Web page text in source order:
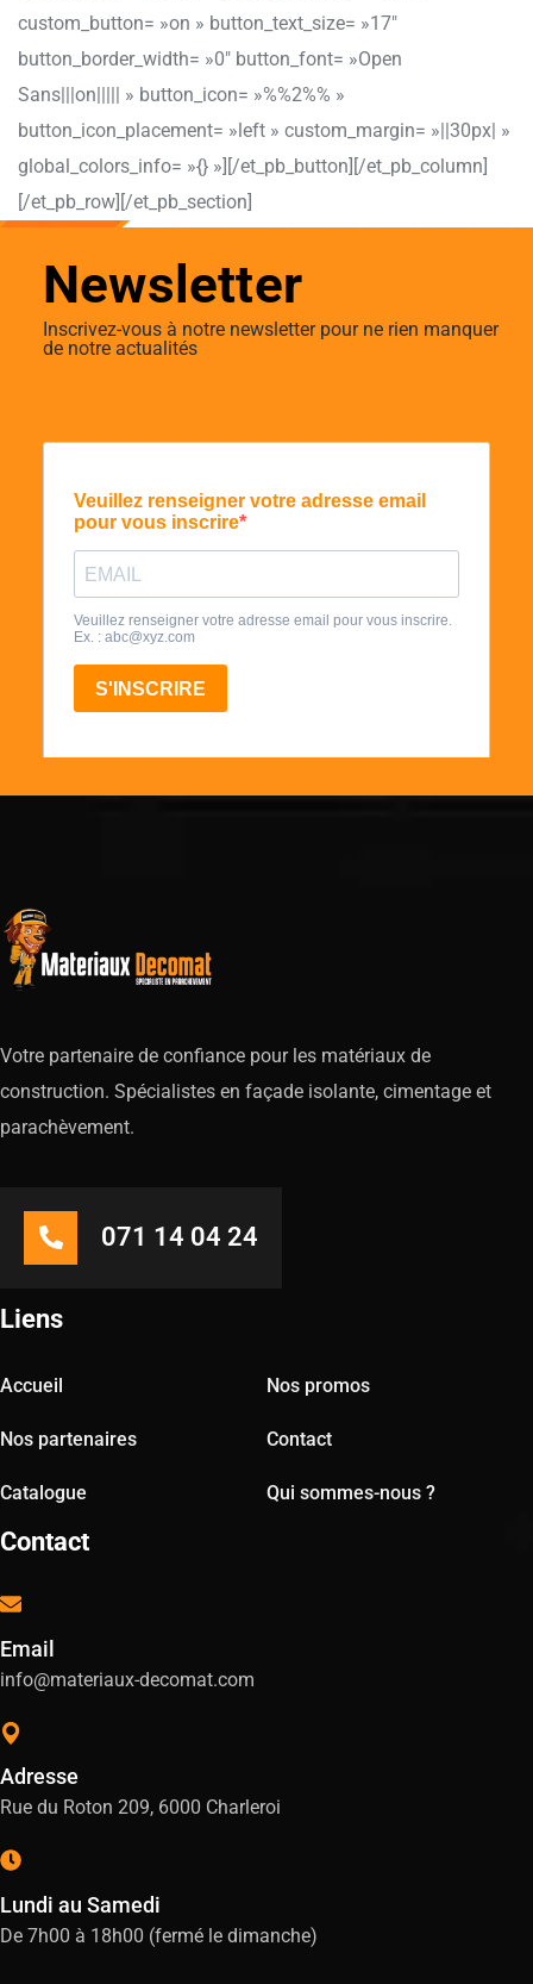
custom_button= »on » button_text_size= »17″
button_border_width= »0″ button_font= »Open
Sans|||on||||| » button_icon= »%%2%% »
button_icon_placement= »left » custom_margin= »||30px| »
global_colors_info= »{} »][/et_pb_button][/et_pb_column]
[/et_pb_row][/et_pb_section]
Newsletter
Inscrivez-vous à notre newsletter pour ne rien manquer
de notre actualités
Votre partenaire de confiance pour les matériaux de
construction. Spécialistes en façade isolante, cimentage et
parachèvement.
071 14 04 24
Liens
Accueil Nos promos
Nos partenaires Contact
Catalogue Qui sommes-nous ?
Contact
Email
info@materiaux-decomat.com
Adresse
Rue du Roton 209, 6000 Charleroi
Lundi au Samedi
De 7h00 à 18h00 (fermé le dimanche)